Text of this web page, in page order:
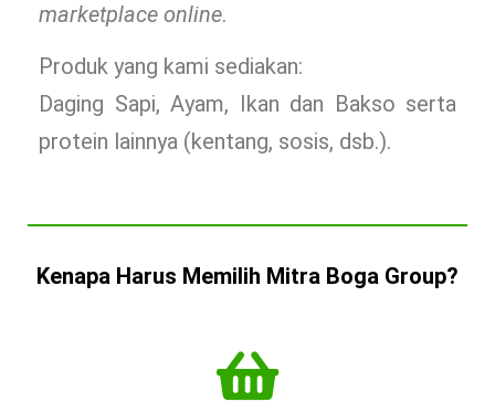
marketplace online.
Produk yang kami sediakan:
Daging Sapi, Ayam, Ikan dan Bakso serta
protein lainnya (kentang, sosis, dsb.).
Kenapa Harus Memilih Mitra Boga Group?